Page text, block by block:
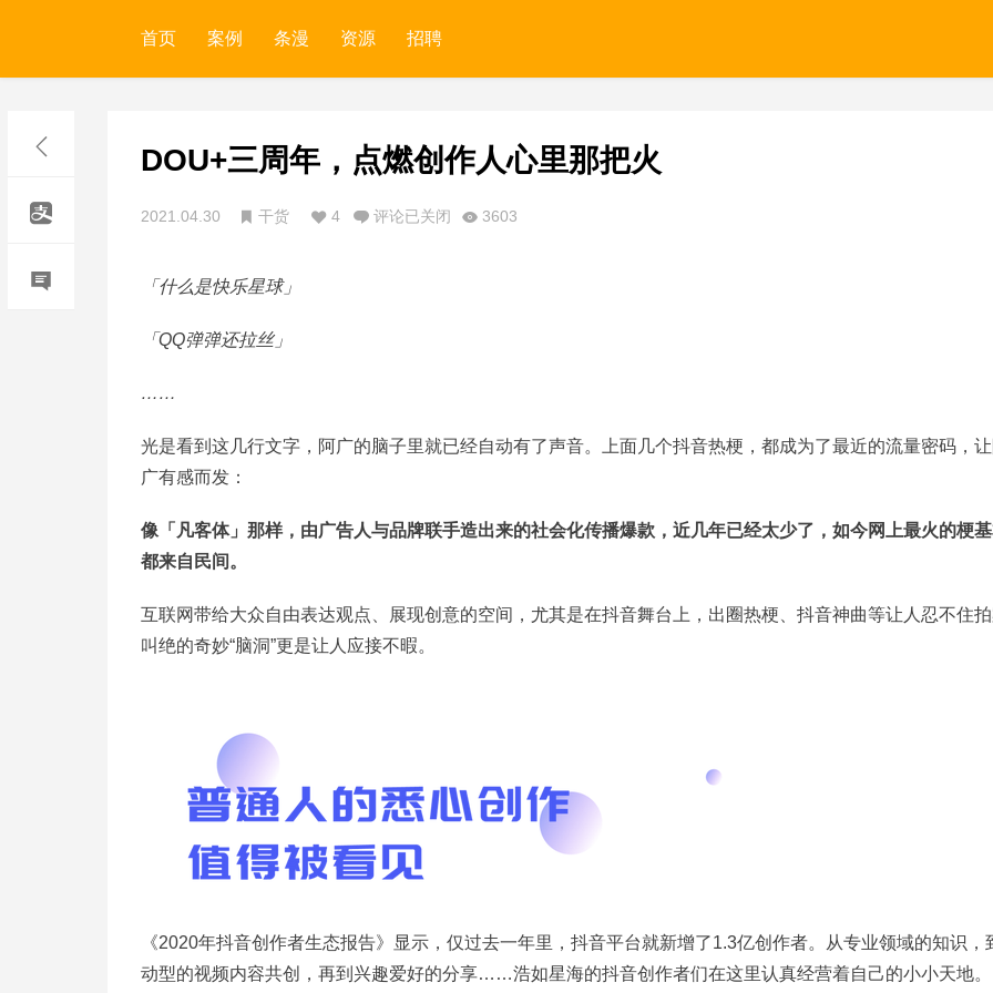
首页 案例 条漫 资源 招聘
DOU+三周年，点燃创作人心里那把火
2021.04.30 干货 4 评论已关闭 3603
「什么是快乐星球」
「QQ弹弹还拉丝」
……
光是看到这几行文字，阿广的脑子里就已经自动有了声音。上面几个抖音热梗，都成为了最近的流量密码，
广有感而发：
像「凡客体」那样，由广告人与品牌联手造出来的社会化传播爆款，近几年已经太少了，如今网上最火的梗
都来自民间。
互联网带给大众自由表达观点、展现创意的空间，尤其是在抖音舞台上，出圈热梗、抖音神曲等让人忍不住
叫绝的奇妙“脑洞”更是让人应接不暇。
《2020年抖音创作者生态报告》显示，仅过去一年里，抖音平台就新增了1.3亿创作者。从专业领域的知识，
动型的视频内容共创，再到兴趣爱好的分享……浩如星海的抖音创作者们在这里认真经营着自己的小小天地。